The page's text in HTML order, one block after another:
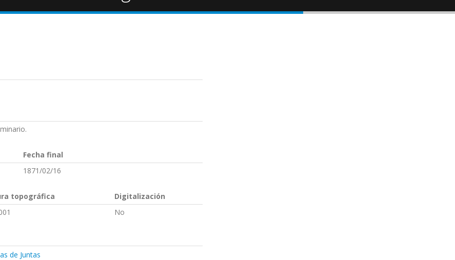
Fecha final
1871/02/16
topográfica
Digitalización
No
de Juntas